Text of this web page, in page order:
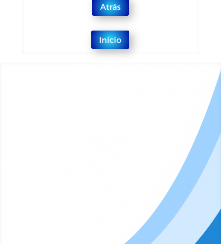
Atrás
Inicio